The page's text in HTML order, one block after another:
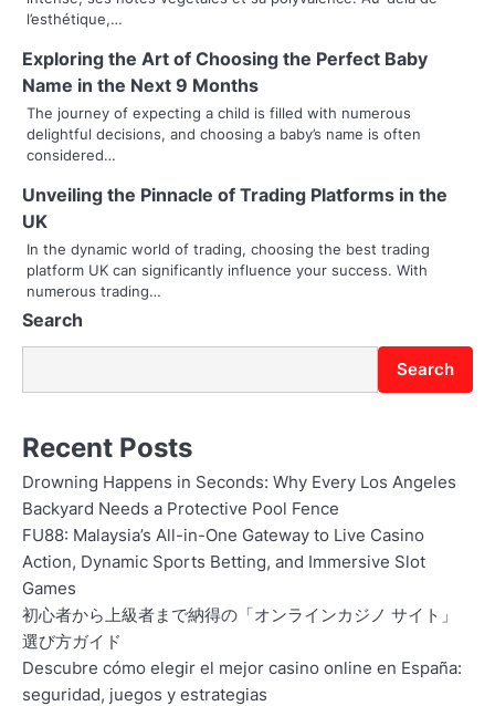
v
i
g
a
t
i
o
n
l’esthétique,…
Exploring the Art of Choosing the Perfect Baby
Name in the Next 9 Months
The journey of expecting a child is filled with numerous
delightful decisions, and choosing a baby’s name is often
considered…
Unveiling the Pinnacle of Trading Platforms in the
UK
In the dynamic world of trading, choosing the best trading
platform UK can significantly influence your success. With
numerous trading…
Search
Search
Recent Posts
Drowning Happens in Seconds: Why Every Los Angeles
Backyard Needs a Protective Pool Fence
FU88: Malaysia’s All-in-One Gateway to Live Casino
Action, Dynamic Sports Betting, and Immersive Slot
Games
初心者から上級者まで納得の「オンラインカジノ サイト」
選び方ガイド
Descubre cómo elegir el mejor casino online en España:
seguridad, juegos y estrategias